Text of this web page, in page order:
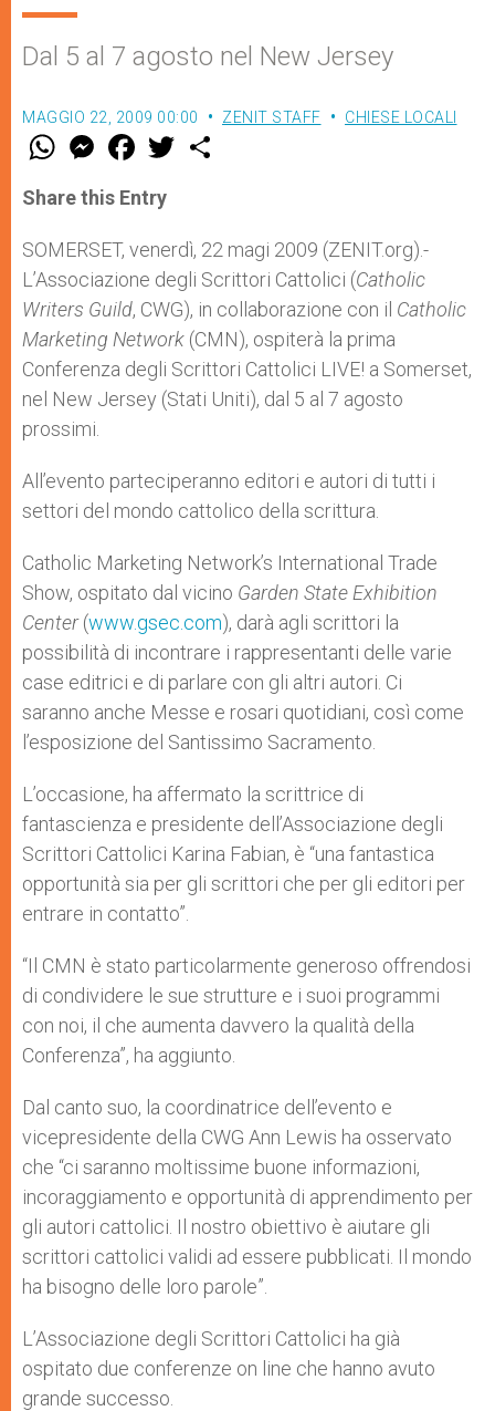
Dal 5 al 7 agosto nel New Jersey
MAGGIO 22, 2009 00:00 ZENIT STAFF CHIESE LOCALI
W
t
s
p
p
M
e
s
e
g
e
r
F
a
e
b
o
k
w
r
Share this Entry
SOMERSET, venerdì, 22 magi 2009 (ZENIT.org).-
L’Associazione degli Scrittori Cattolici (Catholic
Writers Guild, CWG), in collaborazione con il Catholic
Marketing Network (CMN), ospiterà la prima
Conferenza degli Scrittori Cattolici LIVE! a Somerset,
nel New Jersey (Stati Uniti), dal 5 al 7 agosto
prossimi.
All’evento parteciperanno editori e autori di tutti i
settori del mondo cattolico della scrittura.
Catholic Marketing Network’s International Trade
Show, ospitato dal vicino Garden State Exhibition
Center(www.gsec.com), darà agli scrittori la
possibilità di incontrare i rappresentanti delle varie
case editrici e di parlare con gli altri autori. Ci
saranno anche Messe e rosari quotidiani, così come
l’esposizione del Santissimo Sacramento.
L’occasione, ha affermato la scrittrice di
fantascienza e presidente dell’Associazione degli
Scrittori Cattolici Karina Fabian, è “una fantastica
opportunità sia per gli scrittori che per gli editori per
entrare in contatto”.
“Il CMN è stato particolarmente generoso offrendosi
di condividere le sue strutture e i suoi programmi
con noi, il che aumenta davvero la qualità della
Conferenza”, ha aggiunto.
Dal canto suo, la coordinatrice dell’evento e
vicepresidente della CWG Ann Lewis ha osservato
che “ci saranno moltissime buone informazioni,
incoraggiamento e opportunità di apprendimento per
gli autori cattolici. Il nostro obiettivo è aiutare gli
scrittori cattolici validi ad essere pubblicati. Il mondo
ha bisogno delle loro parole”.
L’Associazione degli Scrittori Cattolici ha già
ospitato due conferenze on line che hanno avuto
grande successo.